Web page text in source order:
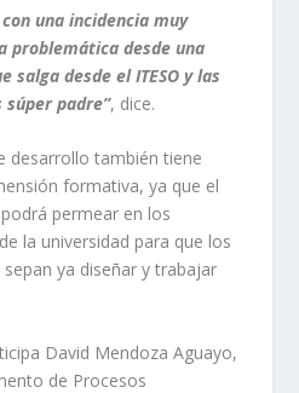
una incidencia muy
problemática desde una
salga desde el ITESO y las
súper padre”, dice.
desarrollo también tiene
formativa, ya que el
permear en los
la universidad para que los
ya diseñar y trabajar
David Mendoza Aguayo,
de Procesos